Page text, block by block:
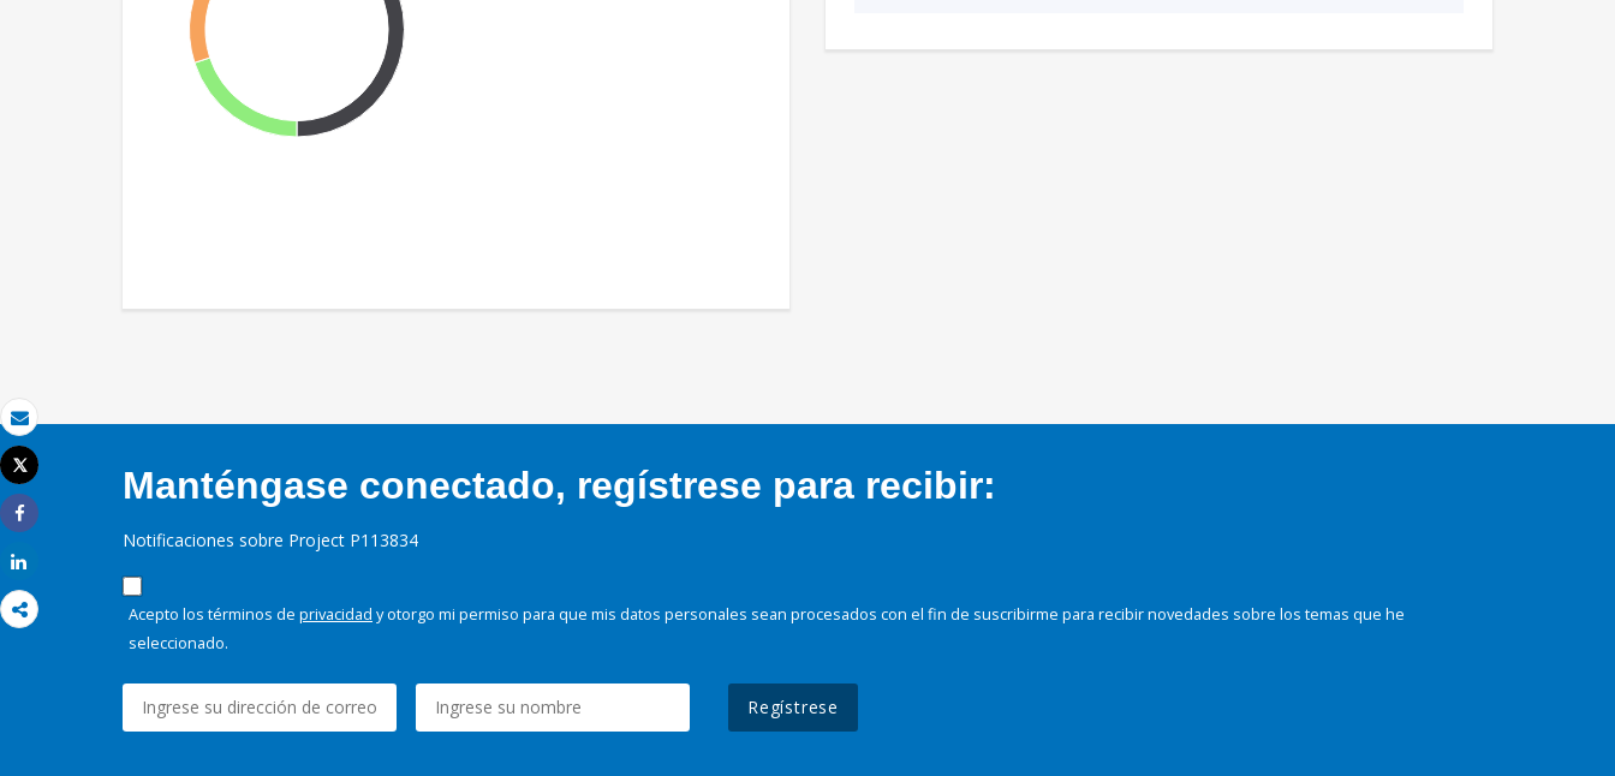
Correo electrónico
Imprimir
Tweet
Share
Manténgase conectado, regístrese para recibir:
Notificaciones sobre Project P113834
Acepto los términos de privacidad y otorgo mi permiso para que mis datos personales sean procesados con el fin de suscribirme para recibir novedades sobre los temas que he
seleccionado.
Regístrese